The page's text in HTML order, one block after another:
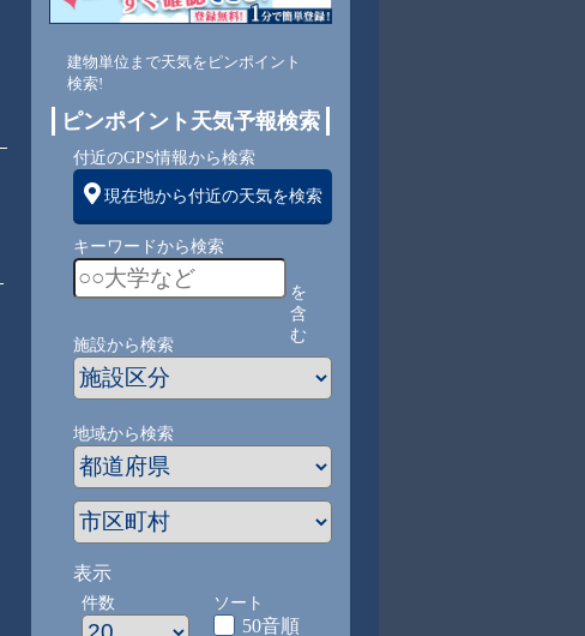
南西 西 西
3 4 4 4
建物単位まで天気をピンポイント
検索!
ピンポイント天気予報検索
付近のGPS情報から検索
現在地から付近の天気を検索
キーワードから検索
を
含
む
施設から検索
地域から検索
表示
件数 ソート
50音順